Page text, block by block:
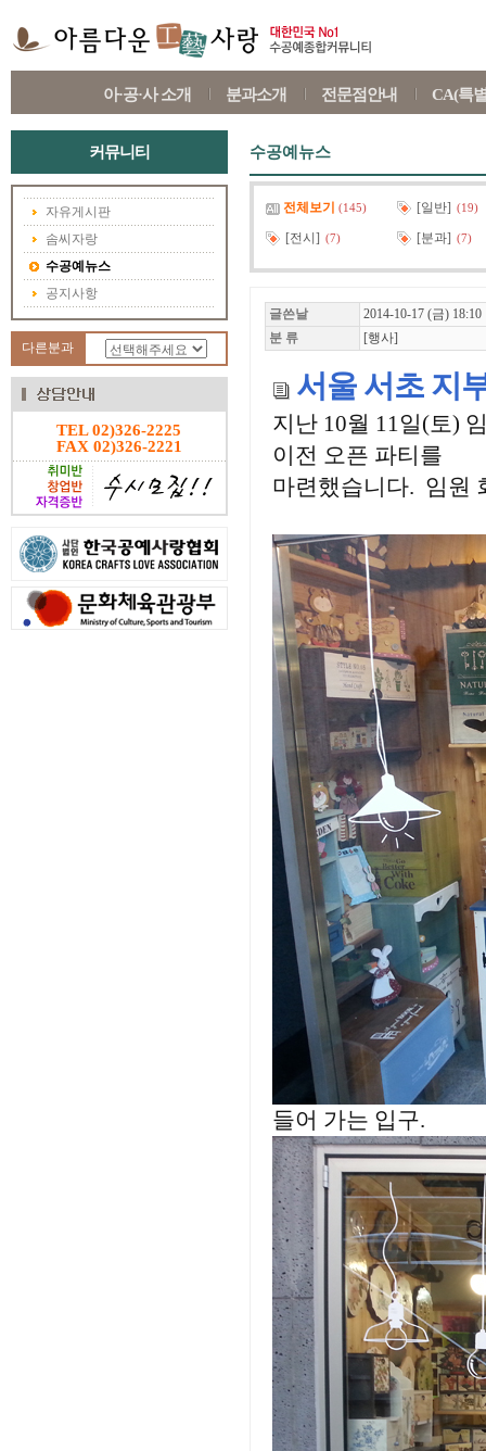
아·공·사 소개 분과소개 전문점안내 CA(특
커뮤니티
자유게시판
솜씨자랑
수공예뉴스
공지사항
다른분과
TEL 02)326-2225
FAX 02)326-2221
수공예뉴스
전체보기 (145) [일반] (19)
[전시] (7) [분과] (7)
글쓴날
2014-10-17 (금) 18:10
분 류
[행사]
서울 서초 지
지난 10월 11일(토)
이전 오픈 파티를
마련했습니다. 임원
들어 가는 입구.